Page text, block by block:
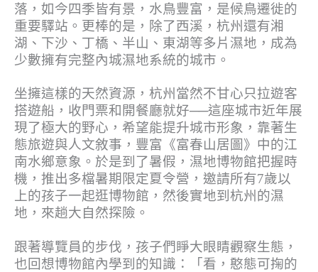
落，如今四季皆有景，水鳥豐富，是候鳥遷徙的
重要驛站。更棒的是，除了西溪，杭州還有湘
湖、下沙、丁橋、半山、東湖等多片濕地，成為
少數擁有完整內城濕地系統的城市。
坐擁這樣的天然資源，杭州當然不甘心只拉遊客
搭遊船，收門票和開餐廳就好──這座城市近年展
現了極大的野心，希望能提升城市形象，靠著生
態旅遊與人文敘事，豐富《富春山居圖》中的江
南水鄉意象。於是到了暑假，濕地博物館把握時
機，推出多檔暑期限定夏令營，邀請所有7歲以
上的孩子一起逛博物館，然後實地到杭州的濕
地，來趟大自然探險。
跟著導覽員的步伐，孩子們睜大眼睛觀察生態，
也回想博物館內學到的知識：「看，憨態可掬的